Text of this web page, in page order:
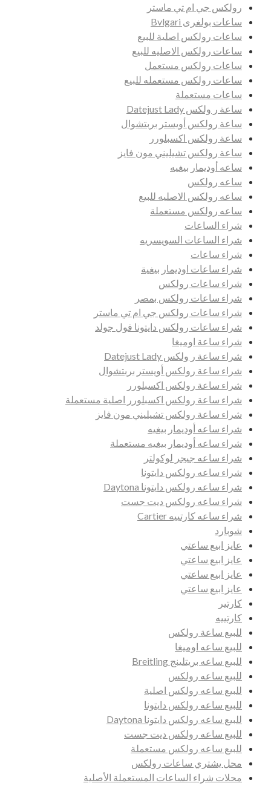
رولكس جي ام تي ماستر
ساعات بولغرى Bvlgari
ساعات رولكس اصلية للبيع
ساعات رولكس الاصليه للبيع
ساعات رولكس مستعمل
ساعات رولكس مستعمله للبيع
ساعات مستعملة
ساعة ر ولكس Datejust Lady
ساعة رولكس أويستر بربتشوال
ساعة رولكس اكسبلورر
ساعة رولكس تشيليني مون فايز
ساعه أوديمار بيغيه
ساعه رولكس
ساعه رولكس الاصليه للبيع
ساعه رولكس مستعملة
شراء الساعات
شراء الساعات السويسريه
شراء ساعات
شراء ساعات اوديمار بيغية
شراء ساعات رولكس
شراء ساعات رولكس بمصر
شراء ساعات رولكس جي ام تي ماستر
شراء ساعات رولكس دايتونا فول جولد
شراء ساعة اوميغا
شراء ساعة ر ولكس Datejust Lady
شراء ساعة رولكس أويستر بربتشوال
شراء ساعة رولكس اكسبلورر
شراء ساعة رولكس اكسبلورر اصلية مستعملة
شراء ساعة رولكس تشيليني مون فايز
شراء ساعه أوديمار بيغيه
شراء ساعه أوديمار بيغيه مستعملة
شراء ساعه جيجر لوكولتر
شراء ساعه رولكس دايتونا
شراء ساعه رولكس دايتونا Daytona
شراء ساعه رولكس ديت جست
شراء ساعه كارتييه Cartier
شوبارد
عايز ابيع ساعتي
عايز ابيع ساعتي
عايز ابيع ساعتي
عايز ابيع ساعتي
كارتير
كارتييه
للبيع ساعة رولكس
للبيع ساعه اوميغا
للبيع ساعه بريتلينج Breitling
للبيع ساعه رولكس
للبيع ساعه رولكس اصلية
للبيع ساعه رولكس دايتونا
للبيع ساعه رولكس دايتونا Daytona
للبيع ساعه رولكس ديت جست
للبيع ساعه رولكس مستعملة
محل يشتري ساعات رولكس
محلات شراء الساعات المستعملة الأصلية